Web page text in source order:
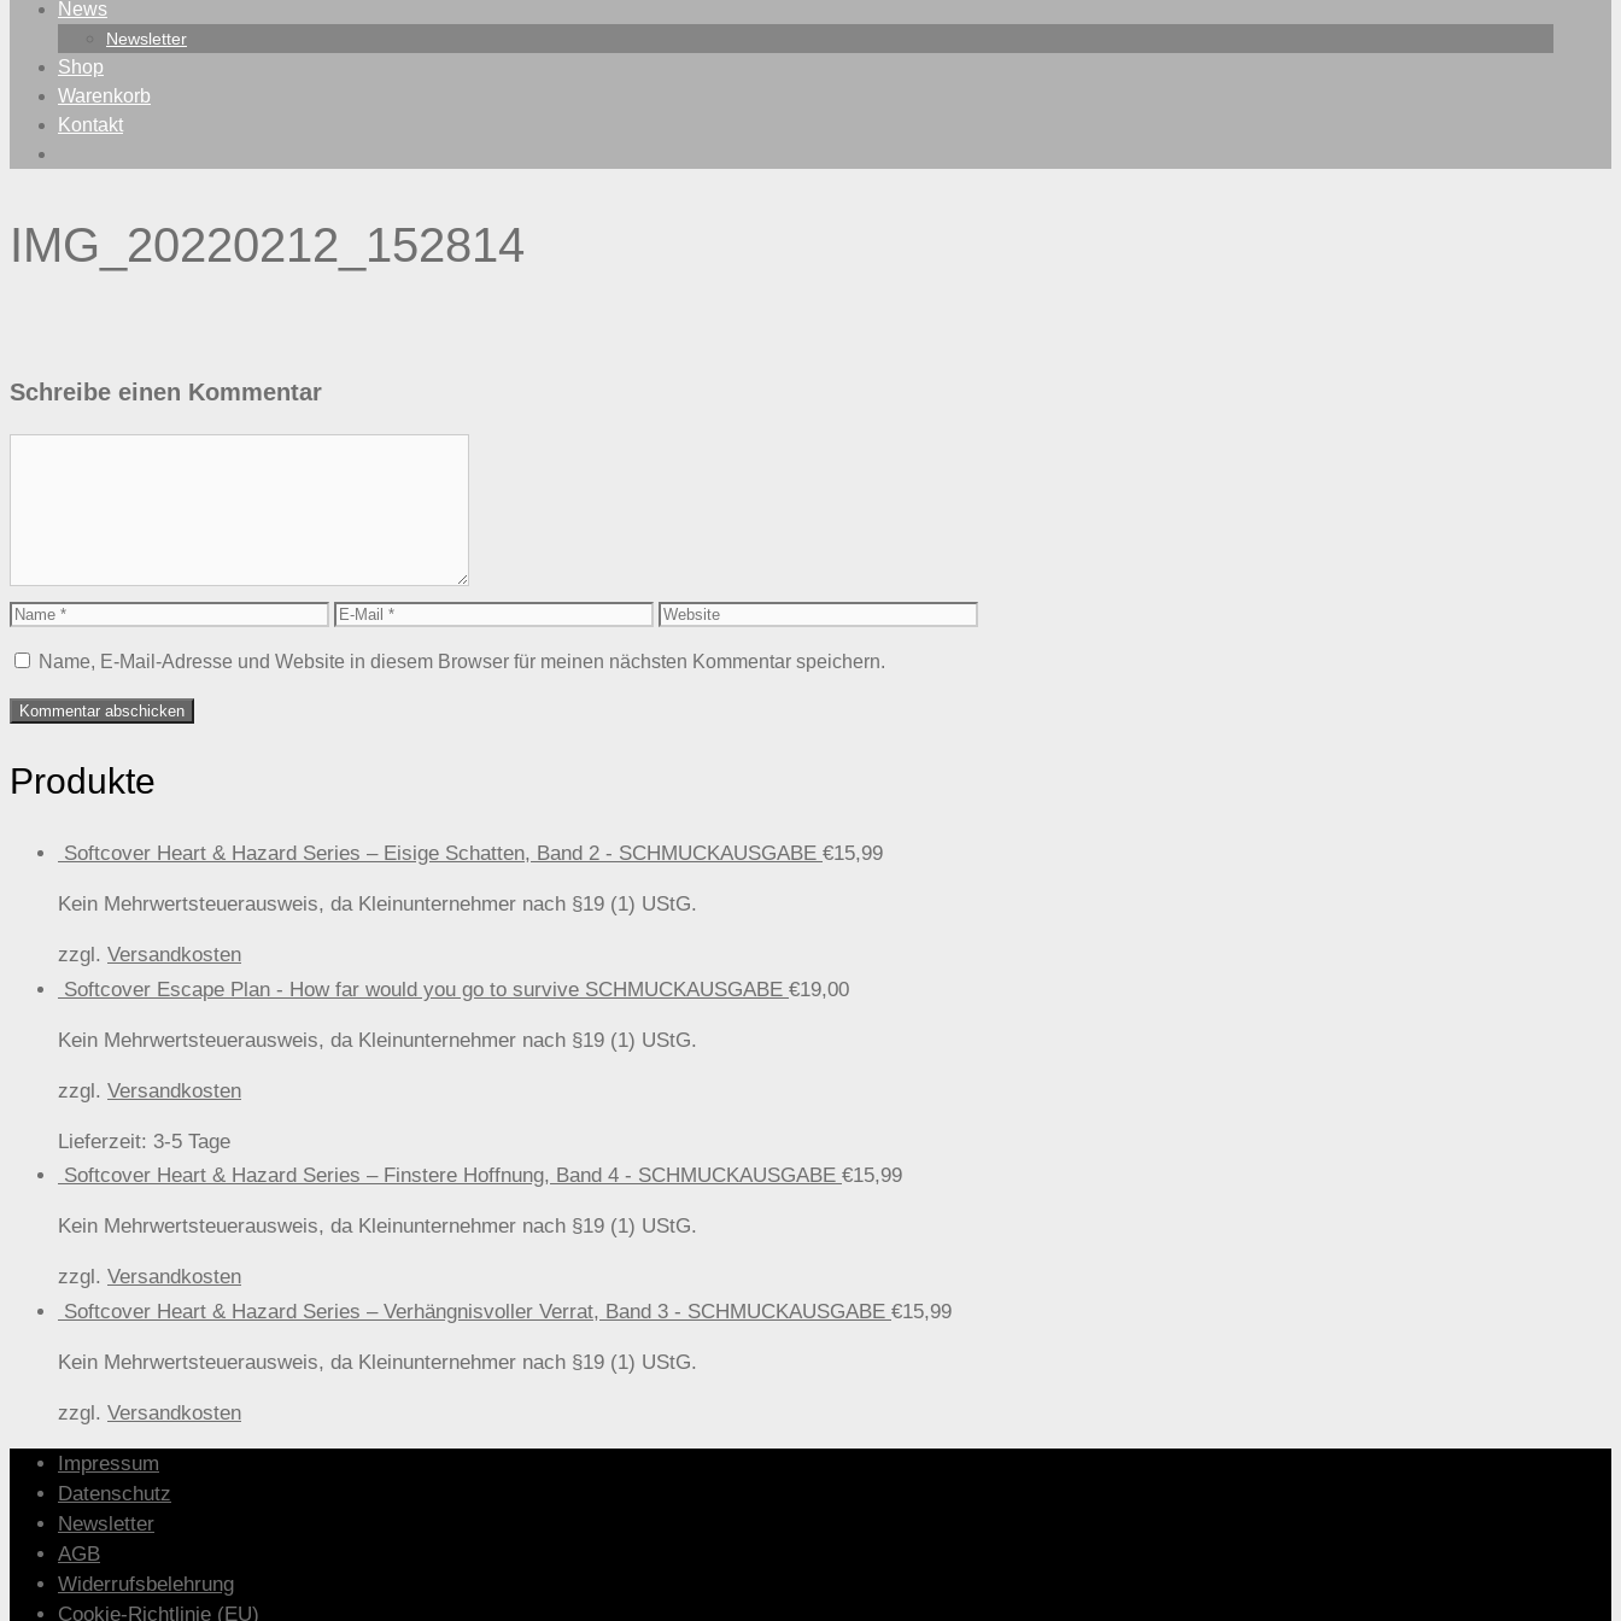
News
Newsletter
Shop
Warenkorb
Kontakt
IMG_20220212_152814
Schreibe einen Kommentar
Name
E-
Website
Name, E-Mail-Adresse und Website in diesem Browser für meinen nächsten Kommentar speichern.
Produkte
Softcover Heart & Hazard Series – Eisige Schatten, Band 2 - SCHMUCKAUSGABE €15,99
Kein Mehrwertsteuerausweis, da Kleinunternehmer nach §19 (1) UStG.
zzgl. Versandkosten
Softcover Escape Plan - How far would you go to survive SCHMUCKAUSGABE €19,00
Kein Mehrwertsteuerausweis, da Kleinunternehmer nach §19 (1) UStG.
zzgl. Versandkosten
Lieferzeit: 3-5 Tage
Softcover Heart & Hazard Series – Finstere Hoffnung, Band 4 - SCHMUCKAUSGABE €15,99
Kein Mehrwertsteuerausweis, da Kleinunternehmer nach §19 (1) UStG.
zzgl. Versandkosten
Softcover Heart & Hazard Series – Verhängnisvoller Verrat, Band 3 - SCHMUCKAUSGABE €15,99
Kein Mehrwertsteuerausweis, da Kleinunternehmer nach §19 (1) UStG.
zzgl. Versandkosten
Impressum
Datenschutz
Newsletter
AGB
Widerrufsbelehrung
Cookie-Richtlinie (EU)